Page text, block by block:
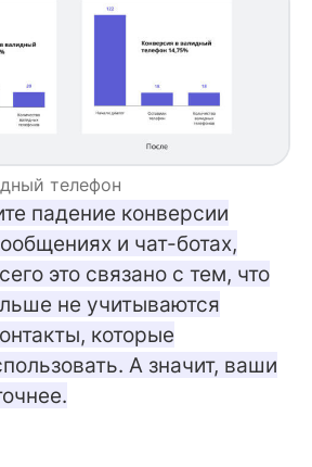
телефон
падение конверсии
и чат-ботах,
это связано с тем, что
не учитываются
которые
А значит, ваши